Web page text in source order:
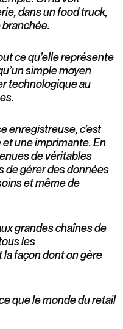
dans un food truck,
branchée.
ce qu’elle représente
simple moyen
technologique au
enregistreuse, c’est
une imprimante. En
de véritables
de gérer des données
et même de
grandes chaînes de
les
façon dont on gère
que le monde du retail